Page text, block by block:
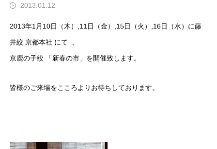
2013.01.12
2013年1月10日（木）,11日（金）,15日（火）,16日（水）に藤
井絞 京都本社 にて 、
京鹿の子絞 「新春の市」を開催致します。
皆様のご来場をこころよりお待ちしております。